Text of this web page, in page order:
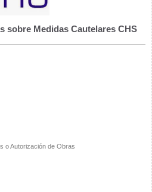
sobre Medidas Cautelares CHS
o Autorización de Obras